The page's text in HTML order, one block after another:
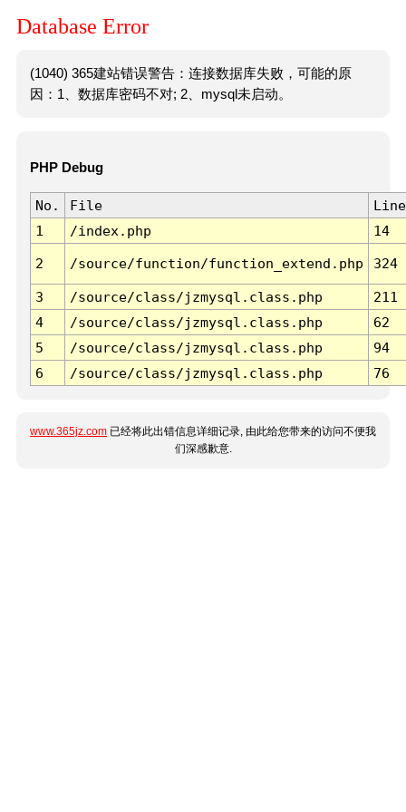
Database Error
(1040) 365建站错误警告：连接数据库失败，可能的原
因：1、数据库密码不对; 2、mysql未启动。
PHP Debug
No. File
Line
1
/index.php 14
2 /source/function/function_extend.php 324
3 /source/class/jzmysql.class.php
211
4
/source/class/jzmysql.class.php
62
5
/source/class/jzmysql.class.php
94
6
/source/class/jzmysql.class.php 76
www.365jz.com 已经将此出错信息详细记录, 由此给您带来的访问不便我
们深感歉意.